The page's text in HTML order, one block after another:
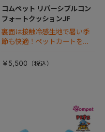
コムペット リバーシブルコン
フォートクッションJF
裏面は接触冷感生地で暑い季
節も快適！ペットカートをお
しゃれに・かわいく・かっこ
よく！
￥5,500